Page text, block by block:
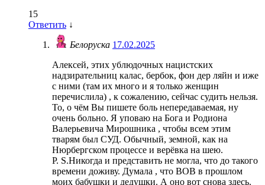
15
Ответить ↓
Белоруска 17.02.2025
Алексей, этих ублюдочных нацистских
надзирательниц калас, бербок, фон дер ляйн и иже
с ними (там их много и я только женщин
перечислила) , к сожалению, сейчас судить нельзя.
То, о чём Вы пишете боль непередаваемая, ну
очень больно. Я уповаю на Бога и Родиона
Валерьевича Мирошника , чтобы всем этим
тварям был СУД. Обычный, земной, как на
Нюрбергском процессе и верёвка на шею.
P. S.Никогда и представить не могла, что до такого
времени доживу. Думала , что ВОВ в прошлом
моих бабушки и дедушки. А оно вот снова здесь.